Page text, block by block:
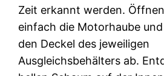
Zeit erkannt werden.
einfach die Motorhaube
den Deckel des jeweiligen
Ausgleichsbehälters ab.